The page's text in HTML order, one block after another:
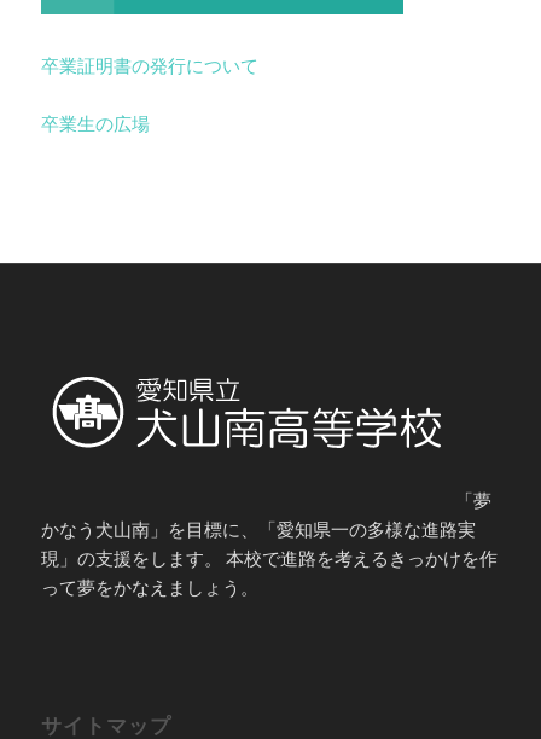
卒業証明書の発行について
卒業生の広場
「夢
かなう犬山南」を目標に、「愛知県一の多様な進路実
現」の支援をします。 本校で進路を考えるきっかけを作
って夢をかなえましょう。
サイトマップ